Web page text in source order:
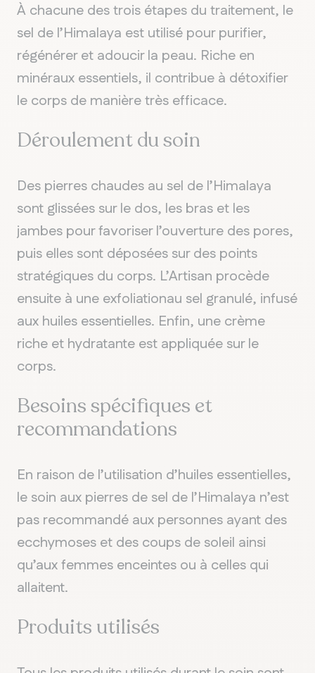
QUÉBEC
Chelsea
À chacune des trois étapes du traitement, le
sel de l’Himalaya est utilisé pour purifier,
régénérer et adoucir la peau. Riche en
minéraux essentiels, il contribue à détoxifier
le corps de manière très efficace.
Déroulement du soin
Des pierres chaudes au sel de l’Himalaya
sont glissées sur le dos, les bras et les
jambes pour favoriser l’ouverture des pores,
puis elles sont déposées sur des points
stratégiques du corps. L’Artisan procède
ensuite à une exfoliationau sel granulé, infusé
aux huiles essentielles. Enfin, une crème
riche et hydratante est appliquée sur le
corps.
Besoins spécifiques et
recommandations
En raison de l’utilisation d’huiles essentielles,
le soin aux pierres de sel de l’Himalaya n’est
pas recommandé aux personnes ayant des
ecchymoses et des coups de soleil ainsi
qu’aux femmes enceintes ou à celles qui
allaitent.
Produits utilisés